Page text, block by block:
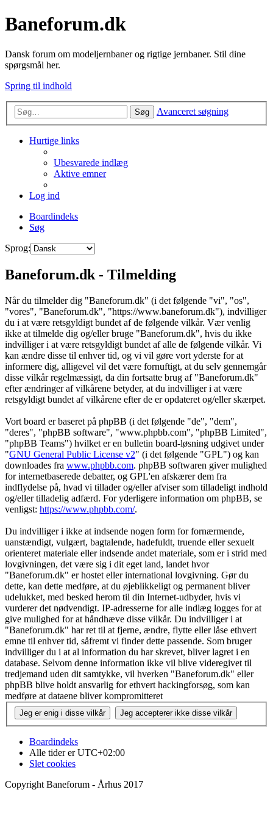
Baneforum.dk
Dansk forum om modeljernbaner og rigtige jernbaner. Stil dine
spørgsmål her.
Spring til indhold
Søg Avanceret søgning
Hurtige links
Ubesvarede indlæg
Aktive emner
Log ind
Boardindeks
Søg
Sprog:
Baneforum.dk - Tilmelding
Når du tilmelder dig "Baneforum.dk" (i det følgende "vi", "os",
"vores", "Baneforum.dk", "https://www.baneforum.dk"), indvilliger
du i at være retsgyldigt bundet af de følgende vilkår. Vær venlig
ikke at tilmelde dig og/eller bruge "Baneforum.dk", hvis du ikke
indvilliger i at være retsgyldigt bundet af alle de følgende vilkår. Vi
kan ændre disse til enhver tid, og vi vil gøre vort yderste for at
informere dig, alligevel vil det være fornuftigt, at du selv gennemgår
disse vilkår regelmæssigt, da din fortsatte brug af "Baneforum.dk"
efter ændringer af vilkårene betyder, at du indvilliger i at være
retsgyldigt bundet af vilkårene efter de er opdateret og/eller skærpet.
Vort board er baseret på phpBB (i det følgende "de", "dem",
"deres", "phpBB software", "www.phpbb.com", "phpBB Limited",
"phpBB Teams") hvilket er en bulletin board-løsning udgivet under
"GNU General Public License v2" (i det følgende "GPL") og kan
downloades fra www.phpbb.com. phpBB softwaren giver mulighed
for internetbaserede debatter, og GPL'en afskærer dem fra
indflydelse på, hvad vi tillader og/eller afviser som tilladeligt indhold
og/eller tilladelig adfærd. For yderligere information om phpBB, se
venligst: https://www.phpbb.com/.
Du indvilliger i ikke at indsende nogen form for fornærmende,
uanstændigt, vulgært, bagtalende, hadefuldt, truende eller sexuelt
orienteret materiale eller indsende andet materiale, som er i strid med
lovgivningen, det være sig i dit eget land, landet hvor
"Baneforum.dk" er hostet eller international lovgivning. Gør du
dette, kan dette medføre, at du øjeblikkeligt og permanent bliver
udelukket, med besked herom til din Internet-udbyder, hvis vi
vurderer det nødvendigt. IP-adresserne for alle indlæg logges for at
give mulighed for at håndhæve disse vilkår. Du indvilliger i at
"Baneforum.dk" har ret til at fjerne, ændre, flytte eller låse ethvert
emne til enhver tid, såfremt vi finder dette passende. Som bruger
indvilliger du i at al information du har skrevet, bliver lagret i en
database. Selvom denne information ikke vil blive videregivet til
tredjemand uden dit samtykke, vil hverken "Baneforum.dk" eller
phpBB blive holdt ansvarlig for ethvert hackingforsøg, som kan
medføre at dataene bliver kompromitteret
Boardindeks
Alle tider erUTC+02:00
Slet cookies
Copyright Baneforum - Århus 2017